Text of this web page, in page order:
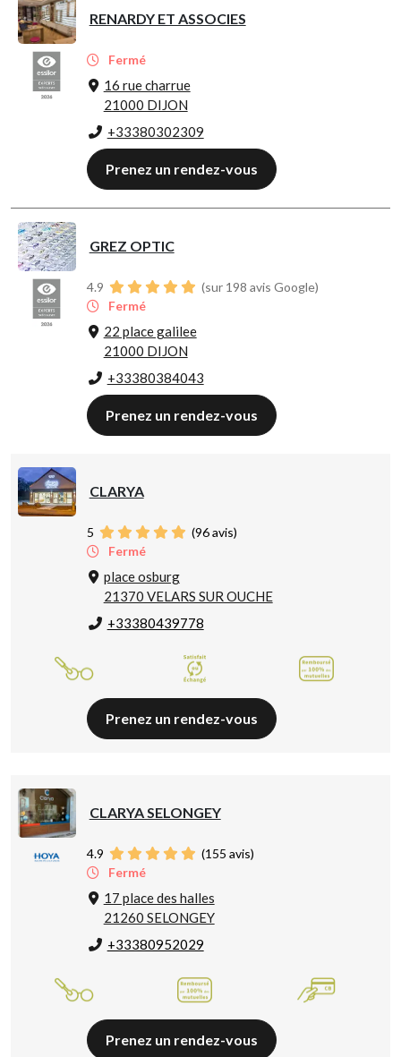
RENARDY ET ASSOCIES
Fermé
16 rue charrue
21000 DIJON
+33380302309
Prenez un rendez-vous
GREZ OPTIC
4.9
(sur 198 avis Google)
Fermé
22 place galilee
21000 DIJON
+33380384043
Prenez un rendez-vous
CLARYA
5 (96avis)
Fermé
place osburg
21370 VELARS SUR OUCHE
+33380439778
Prenez un rendez-vous
CLARYA SELONGEY
4.9 (155 avis)
Fermé
17 place des halles
21260 SELONGEY
+33380952029
Prenez un rendez-vous